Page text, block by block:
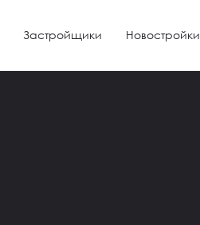
Застройщики Новостройки